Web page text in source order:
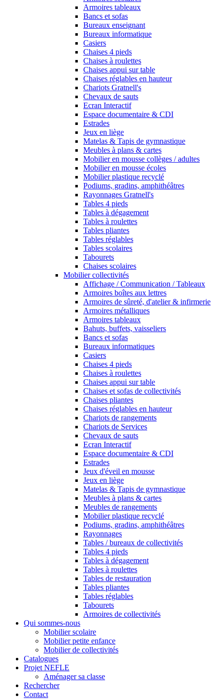
Armoires tableaux
Bancs et sofas
Bureaux enseignant
Bureaux informatique
Casiers
Chaises 4 pieds
Chaises à roulettes
Chaises appui sur table
Chaises réglables en hauteur
Chariots Gratnell's
Chevaux de sauts
Ecran Interactif
Espace documentaire & CDI
Estrades
Jeux en liège
Matelas & Tapis de gymnastique
Meubles à plans & cartes
Mobilier en mousse collèges / adultes
Mobilier en mousse écoles
Mobilier plastique recyclé
Podiums, gradins, amphithéâtres
Rayonnages Gratnell's
Tables 4 pieds
Tables à dégagement
Tables à roulettes
Tables pliantes
Tables réglables
Tables scolaires
Tabourets
Chaises scolaires
Mobilier collectivités
Affichage / Communication / Tableaux
Armoires boîtes aux lettres
Armoires de sûreté, d'atelier & infirmerie
Armoires métalliques
Armoires tableaux
Bahuts, buffets, vaisseliers
Bancs et sofas
Bureaux informatiques
Casiers
Chaises 4 pieds
Chaises à roulettes
Chaises appui sur table
Chaises et sofas de collectivités
Chaises pliantes
Chaises réglables en hauteur
Chariots de rangements
Chariots de Services
Chevaux de sauts
Ecran Interactif
Espace documentaire & CDI
Estrades
Jeux d'éveil en mousse
Jeux en liège
Matelas & Tapis de gymnastique
Meubles à plans & cartes
Meubles de rangements
Mobilier plastique recyclé
Podiums, gradins, amphithéâtres
Rayonnages
Tables / bureaux de collectivités
Tables 4 pieds
Tables à dégagement
Tables à roulettes
Tables de restauration
Tables pliantes
Tables réglables
Tabourets
Armoires de collectivités
Qui sommes-nous
Mobilier scolaire
Mobilier petite enfance
Mobilier de collectivités
Catalogues
Projet NEFLE
Aménager sa classe
Rechercher
Contact